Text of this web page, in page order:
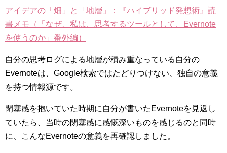
アイデアの「畑」と「地層」：『ハイブリッド発想術』読
書メモ（「なぜ、私は、思考するツールとして、Evernote
を使うのか」番外編）
自分の思考ログによる地層が積み重なっている自分の
Evernoteは、Google検索ではたどりつけない、独自の意義
を持つ情報源です。
閉塞感を抱いていた時期に自分が書いたEvernoteを見返し
ていたら、当時の閉塞感に感慨深いものを感じるのと同時
に、こんなEvernoteの意義を再確認しました。